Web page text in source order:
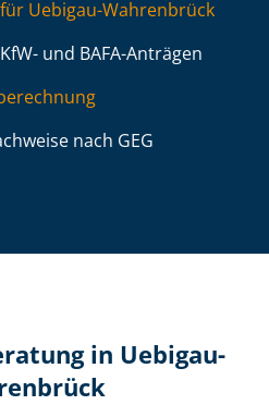
Uebigau-Wahrenbrück
und BAFA-Anträgen
nach GEG
in Uebigau-